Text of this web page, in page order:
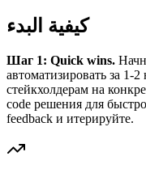
كيفية البدء
Шаг 1: Quick wins.
автоматизировать за 1-
стейкхолдерам на
code решения для
feedback и итерируйте.